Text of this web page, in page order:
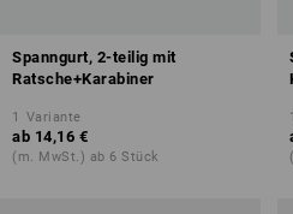
Spanngurt, 2-teilig mit
Ratsche+Karabiner
1 Variante
ab 14,16 €
(m. MwSt.) ab 6 Stück
1